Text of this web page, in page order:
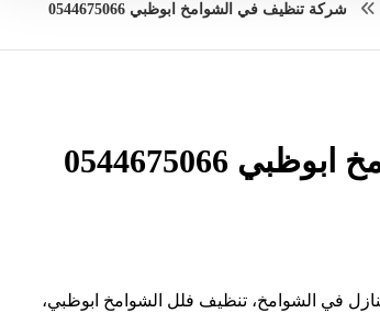
شركة تنظيف في الشوامخ ابوظبي 0544675066
0544675066
في الشوامخ، تنظيف فلل الشوامخ ابوظبي،